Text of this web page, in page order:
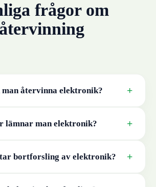
frågor om
återvinning
man återvinna elektronik? +
lämnar man elektronik? +
bortforsling av elektronik? +